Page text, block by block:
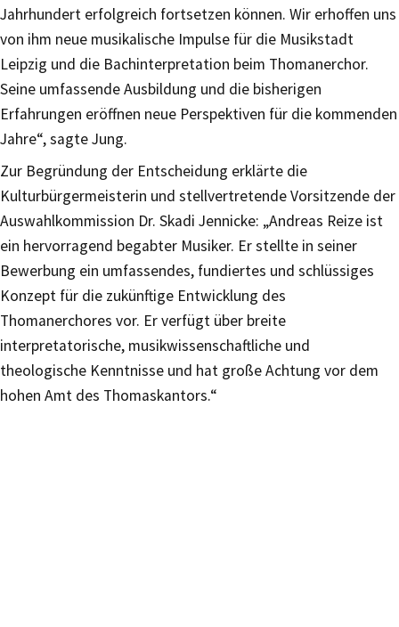
Jahrhundert erfolgreich fortsetzen können. Wir erhoffen uns
von ihm neue musikalische Impulse für die Musikstadt
Leipzig und die Bachinterpretation beim Thomanerchor.
Seine umfassende Ausbildung und die bisherigen
Erfahrungen eröffnen neue Perspektiven für die kommenden
Jahre“, sagte Jung.
Zur Begründung der Entscheidung erklärte die
Kulturbürgermeisterin und stellvertretende Vorsitzende der
Auswahlkommission Dr. Skadi Jennicke: „Andreas Reize ist
ein hervorragend begabter Musiker. Er stellte in seiner
Bewerbung ein umfassendes, fundiertes und schlüssiges
Konzept für die zukünftige Entwicklung des
Thomanerchores vor. Er verfügt über breite
interpretatorische, musikwissenschaftliche und
theologische Kenntnisse und hat große Achtung vor dem
hohen Amt des Thomaskantors.“